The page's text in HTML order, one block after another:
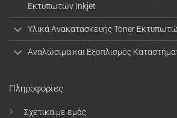
Εκτυπωτών Inkjet
Υλικά Ανακατασκευής Toner
Αναλώσιμα και Εξοπλισμός
Πληροφορίες
Σχετικά με εμάς